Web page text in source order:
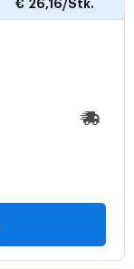
€ 26,16/Stk.